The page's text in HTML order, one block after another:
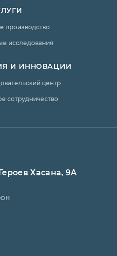
производство
исследования
И ИННОВАЦИИ
центр
сотрудничество
Хасана, 9А